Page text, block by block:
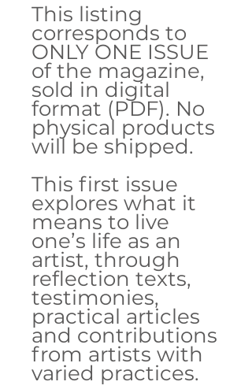
This listing
corresponds to
ONLY ONE ISSUE
of the magazine,
sold in digital
format (PDF). No
physical products
will be shipped.
This first issue
explores what it
means to live
one’s life as an
artist, through
reflection texts,
testimonies,
practical articles
and contributions
from artists with
varied practices.